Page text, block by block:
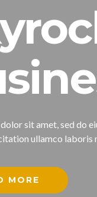
sit amet, sed do
ullamco laboris
MORE